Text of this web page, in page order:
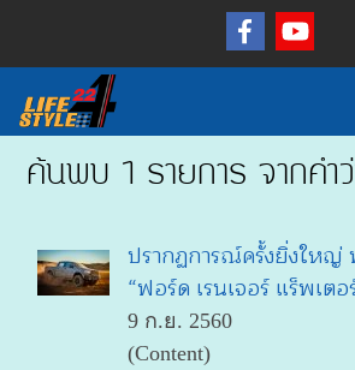
ค้นพบ 1 รายการ จากคำ
ปรากฏการณ์ครั้งยิ่งใหญ่
“ฟอร์ด เรนเจอร์ แร็พเตอ
9 ก.ย. 2560
(Content)